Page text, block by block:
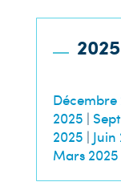
2025
Décembre
2025 |
2025 | Juin
Mars 2025